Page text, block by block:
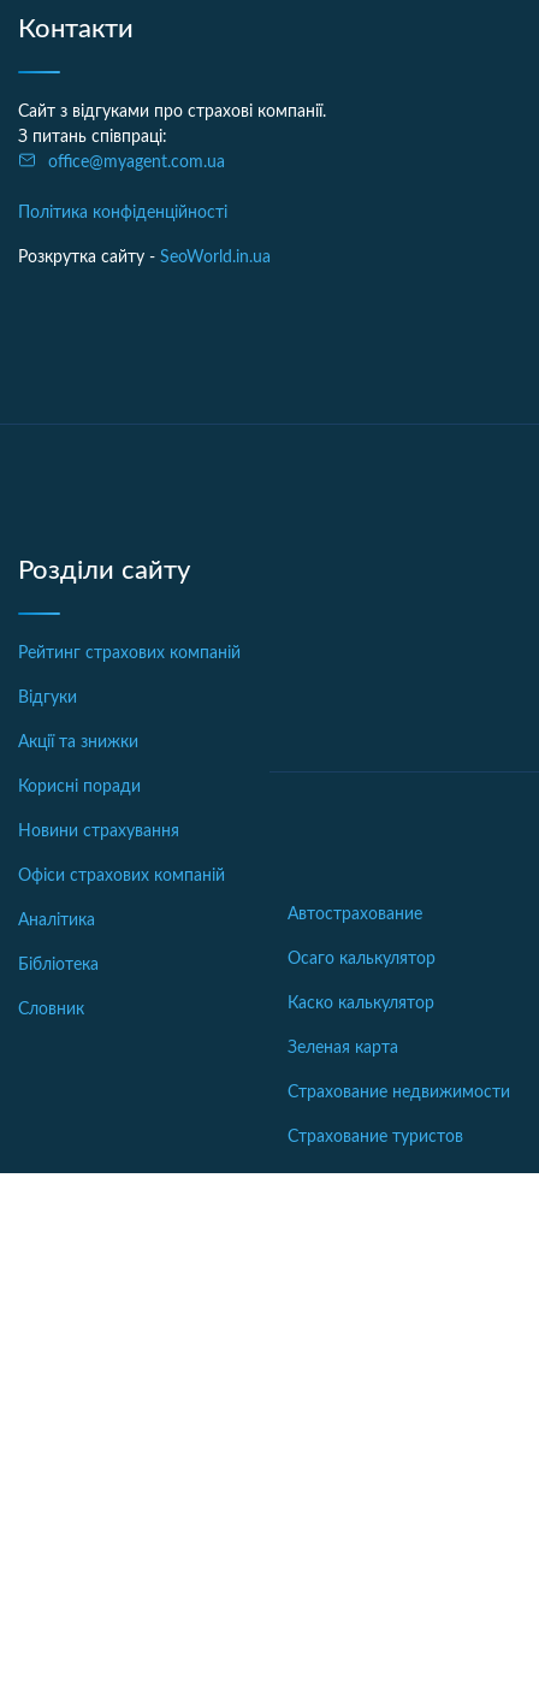
Контакти
Сайт з відгуками про страхові компанії.
З питань співпраці:
office@myagent.com.ua
Політика конфіденційності
Розкрутка сайту - SeoWorld.in.ua
Розділи сайту
Рейтинг страхових компаній
Відгуки
Акції та знижки
Корисні поради
Новини страхування
Офіси страхових компаній
Аналітика
Бібліотека
Словник
Автострахование
Осаго калькулятор
Каско калькулятор
Зеленая карта
Страхование недвижимости
Страхование туристов